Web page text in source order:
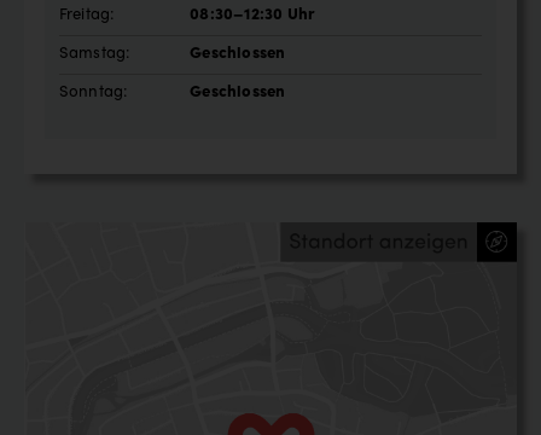
Freitag:
08:30–12:30 Uhr
Samstag:
Geschlossen
Sonntag:
Geschlossen